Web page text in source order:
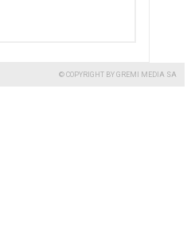
© COPYRIGHT BY GREMI MEDIA SA